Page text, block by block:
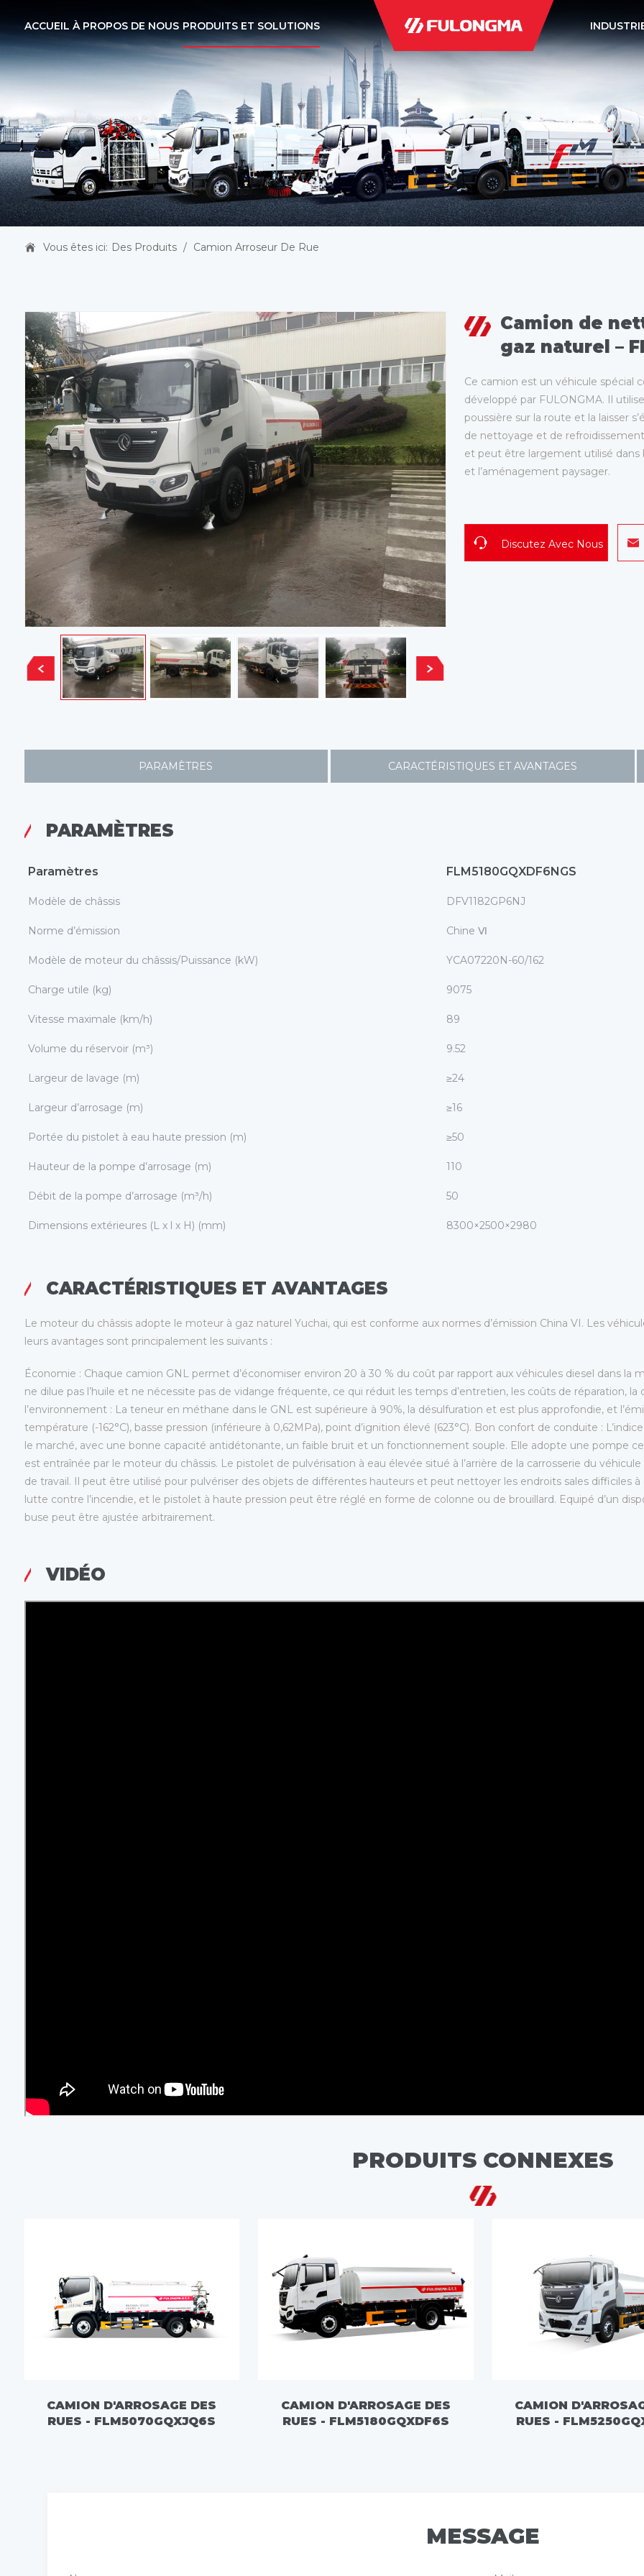
ACCUEIL À PROPOS DE NOUS PRODUITS ET SOLUTIONS
Vous êtes ici: Des Produits / Camion Arroseur De Rue
Camion de
gaz naturel –
Ce camion est un véhicule spécial
développé par FULONGMA. Il
poussière sur la route et la laisser
de nettoyage et de
et peut être largement utilisé dans
et l’aménagement paysager.
Discutez Avec Nous
PARAMÈTRES CARACTÉRISTIQUES ET AVANTAGES
PARAMÈTRES
Paramètres FLM5180GQXDF6NGS
Modèle de châssis DFV1182GP6NJ
Norme d’émission Chine Ⅵ
Modèle de moteur du châssis/Puissance (kW) YCA07220N-60/162
Charge utile (kg) 9075
Vitesse maximale (km/h) 89
Volume du réservoir (m³) 9.52
Largeur de lavage (m) ≥24
Largeur d’arrosage (m) ≥16
Portée du pistolet à eau haute pression (m) ≥50
Hauteur de la pompe d’arrosage (m) 110
Débit de la pompe d’arrosage (m³/h) 50
Dimensions extérieures (L x l x H) (mm) 8300×2500×2980
CARACTÉRISTIQUES ET AVANTAGES
Le moteur du châssis adopte le moteur à gaz naturel Yuchai, qui est conforme aux normes d’émission China VI. Les
leurs avantages sont principalement les suivants :
Économie : Chaque camion GNL permet d’économiser environ 20 à 30 % du coût par rapport aux véhicules diesel dans la
ne dilue pas l’huile et ne nécessite pas de vidange fréquente, ce qui réduit les temps d’entretien, les coûts de réparation,
l’environnement : La teneur en méthane dans le GNL est supérieure à 90%, la désulfuration et est plus approfondie, et
température (-162°C), basse pression (inférieure à 0,62MPa), point d’ignition élevé (623°C). Bon confort de conduite :
le marché, avec une bonne capacité antidétonante, un faible bruit et un fonctionnement souple. Elle adopte une pompe
est entraînée par le moteur du châssis. Le pistolet de pulvérisation à eau élevée situé à l’arrière de la carrosserie du
de travail. Il peut être utilisé pour pulvériser des objets de différentes hauteurs et peut nettoyer les endroits sales difficiles
lutte contre l’incendie, et le pistolet à haute pression peut être réglé en forme de colonne ou de brouillard. Equipé d’un
buse peut être ajustée arbitrairement.
VIDÉO
PRODUITS CONNEXES
CAMION D'ARROSAGE DES
RUES - FLM5070GQXJQ6S
CAMION D'ARROSAGE DES
RUES - FLM5180GQXDF6S
CAMION
RUES -
MESSAGE